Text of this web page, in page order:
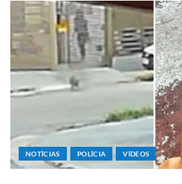
NOTÍCIAS POLÍCIA VÍDEOS